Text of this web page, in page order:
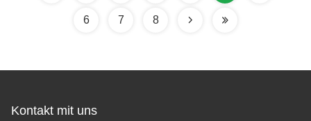
6 7 8
Kontakt mit uns